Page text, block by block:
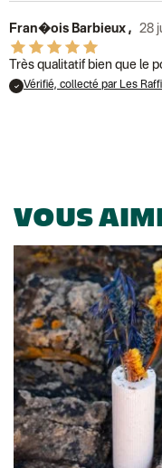
Fran�ois Barbieux , 28
Très qualitatif bien que le
Vérifié, collecté par Les
VOUS